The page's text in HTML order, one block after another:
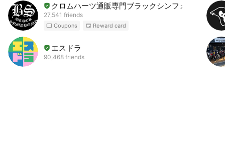
クロムハーツ通販専門ブラックシンフォニー
27,541 friends
Coupons Reward card
エスドラ
90,468 friends